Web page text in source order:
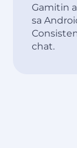
Gamitin
sa
chat.